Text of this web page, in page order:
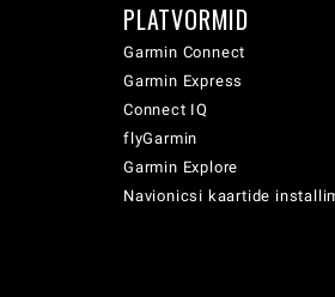
PLATVORMID
Garmin Connect
Garmin Express
Connect IQ
flyGarmin
Garmin Explore
Navionicsi kaartide